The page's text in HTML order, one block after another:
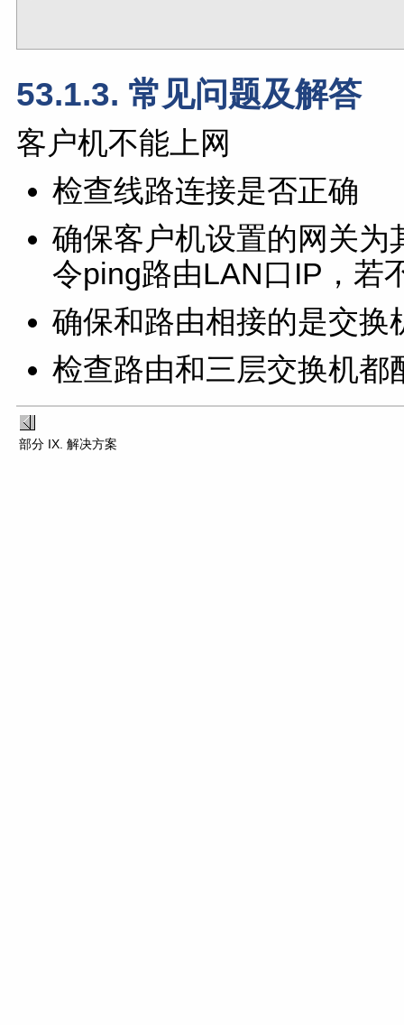
53.1.3. 常见问题及解答
客户机不能上网
检查线路连接是否正确
确保客户机设置的网关
令ping路由LAN口IP，若
确保和路由相接的是交换
检查路由和三层交换机都
部分 IX. 解决方案